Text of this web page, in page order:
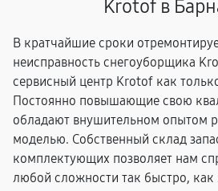
Krotof в
В кратчайшие сроки
неисправность снегоуборщика
сервисный центр Krotof как
Постоянно повышающие свою
обладают внушительном опытом
моделью. Собственный склад
комплектующих позволяет нам
любой сложности так быстро, как